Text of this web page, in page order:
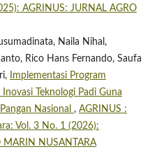
AGRINUS: JURNAL AGRO
Naila Nihal,
Rico Hans Fernando, Saufa
Implementasi Program
Teknologi Padi Guna
Nasional , AGRINUS :
Vol. 3 No. 1 (2026):
MARIN NUSANTARA